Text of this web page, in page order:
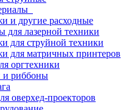
и другие расходные
для лазерной техники
для струйной техники
для матричных принтеров
оргтехники
и риббоны
оверхед-проекторов